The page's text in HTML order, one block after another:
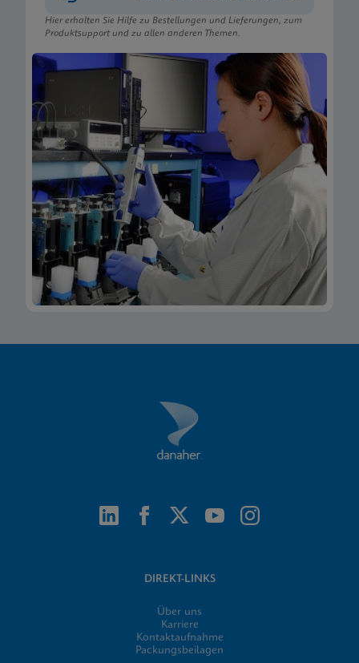
Hier erhalten Sie Hilfe zu Bestellungen und Lieferungen, zum
Produktsupport und zu allen anderen Themen.
DIREKT-LINKS
Über uns
Karriere
Kontaktaufnahme
Packungsbeilagen